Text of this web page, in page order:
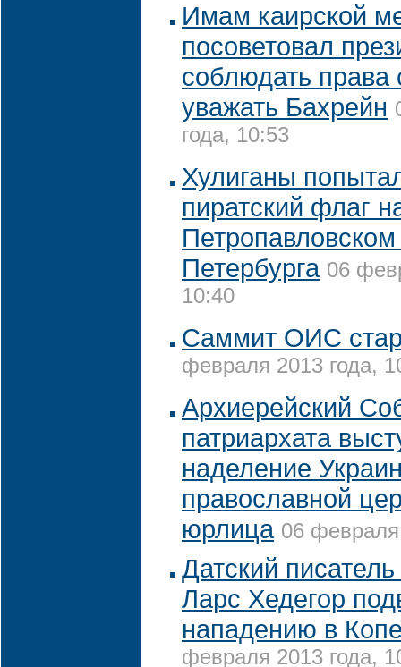
Имам каирской
посоветовал
соблюдать права
уважать Бахрейн
года, 10:53
Хулиганы
пиратский флаг
Петербурга 06
10:40
Саммит ОИС
февраля 2013 года,
Архиерейский
патриархата
наделение
православной
юрлица 06
Датский
Ларс Хедегор
нападению в
февраля 2013 года,